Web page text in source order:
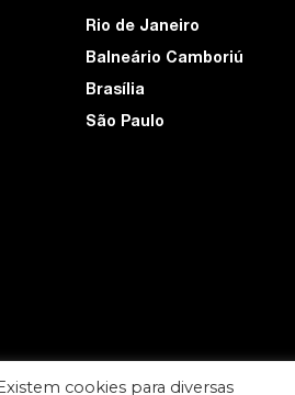
Rio de Janeiro
Balneário Camboriú
Brasília
São Paulo
cookies para diversas